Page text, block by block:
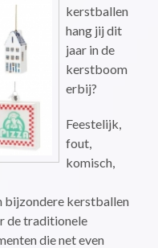
kerstballen
hang jij dit
jaar in de
kerstboom
erbij?
Feestelijk,
fout,
komisch,
bijzondere kerstballen
de traditionele
die net even